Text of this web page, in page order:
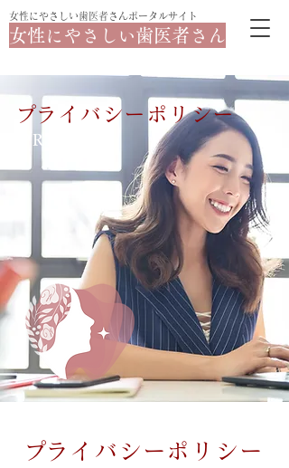
女性にやさしい歯医者さん
​女性にやさしい歯医者さんポータルサイト
​プライバシーポリシー
​PRIVACY
​プライバシーポリシー